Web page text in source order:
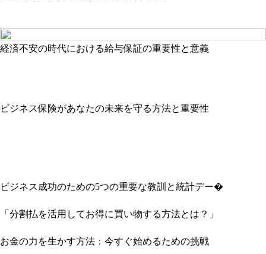
経済不安の時代における給与保証の重要性と意義
ビジネス保険があなたの未来を守る方法と重要性
ビジネス成功のための5つの重要な教訓と統計デー�
「分割払を活用してお得に買い物する方法とは？」
お金の力を生かす方法：今すぐ始めるための挑戦